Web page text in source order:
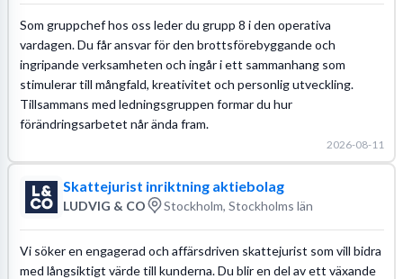
Som gruppchef hos oss leder du grupp 8 i den operativa
vardagen. Du får ansvar för den brottsförebyggande och
ingripande verksamheten och ingår i ett sammanhang som
stimulerar till mångfald, kreativitet och personlig utveckling.
Tillsammans med ledningsgruppen formar du hur
förändringsarbetet når ända fram.
2026-08-11
Skattejurist inriktning aktiebolag
LUDVIG & CO Stockholm, Stockholms län
Vi söker en engagerad och affärsdriven skattejurist som vill bidra
med långsiktigt värde till kunderna. Du blir en del av ett växande